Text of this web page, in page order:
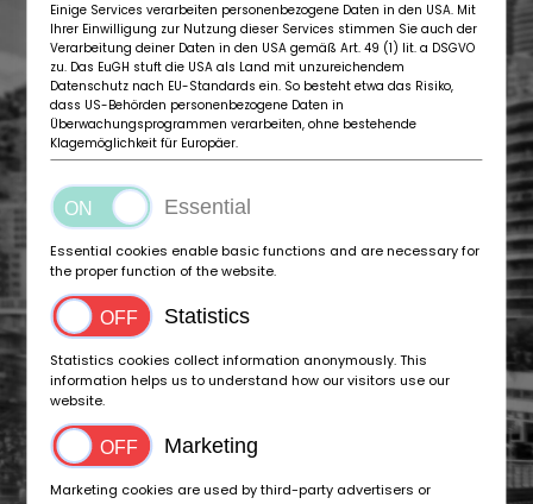
Einige Services verarbeiten personenbezogene Daten in den USA. Mit
Ihrer Einwilligung zur Nutzung dieser Services stimmen Sie auch der
Verarbeitung deiner Daten in den USA gemäß Art. 49 (1) lit. a DSGVO
zu. Das EuGH stuft die USA als Land mit unzureichendem
Datenschutz nach EU-Standards ein. So besteht etwa das Risiko,
dass US-Behörden personenbezogene Daten in
Überwachungsprogrammen verarbeiten, ohne bestehende
Klagemöglichkeit für Europäer.
Essential
Essential cookies enable basic functions and are necessary for
the proper function of the website.
Statistics
Statistics cookies collect information anonymously. This
information helps us to understand how our visitors use our
website.
Marketing
Marketing cookies are used by third-party advertisers or